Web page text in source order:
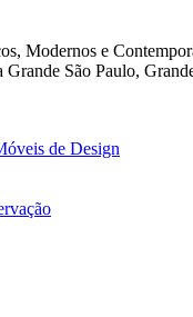
Modernos e
Grande São Paulo,
de Design